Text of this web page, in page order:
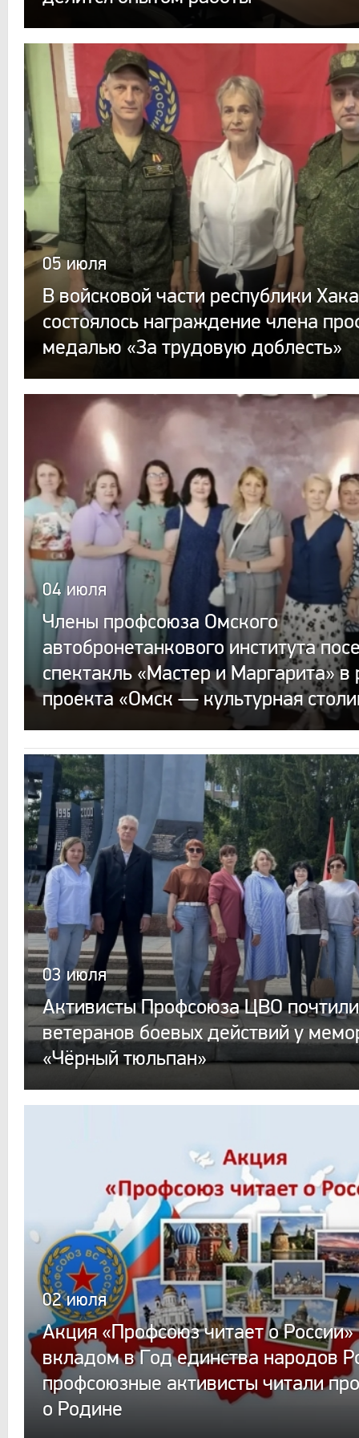
05 июля
В войсковой части республики
состоялось награждение члена
медалью «За трудовую доблесть»
04 июля
Члены профсоюза Омского
автобронетанкового института
спектакль «Мастер и Маргарита» в
проекта «Омск — культурная
03 июля
Активисты Профсоюза ЦВО
ветеранов боевых действий у
«Чёрный тюльпан»
02 июля
Акция «Профсоюз читает о России»
вкладом в Год единства народов
профсоюзные активисты читали
о Родине